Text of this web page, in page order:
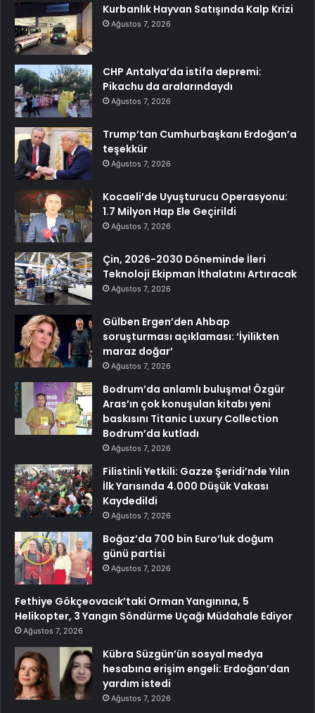
Kurbanlık Hayvan Satışında Kalp Krizi
Ağustos 7, 2026
CHP Antalya’da istifa depremi:
Pikachu da aralarındaydı
Ağustos 7, 2026
Trump’tan Cumhurbaşkanı Erdoğan’a
teşekkür
Ağustos 7, 2026
Kocaeli’de Uyuşturucu Operasyonu:
1.7 Milyon Hap Ele Geçirildi
Ağustos 7, 2026
Çin, 2026-2030 Döneminde İleri
Teknoloji Ekipman İthalatını Artıracak
Ağustos 7, 2026
Gülben Ergen’den Ahbap
soruşturması açıklaması: ‘İyilikten
maraz doğar’
Ağustos 7, 2026
Bodrum’da anlamlı buluşma! Özgür
Aras’ın çok konuşulan kitabı yeni
baskısını Titanic Luxury Collection
Bodrum’da kutladı
Ağustos 7, 2026
Filistinli Yetkili: Gazze Şeridi’nde Yılın
İlk Yarısında 4.000 Düşük Vakası
Kaydedildi
Ağustos 7, 2026
Boğaz’da 700 bin Euro’luk doğum
günü partisi
Ağustos 7, 2026
Fethiye Gökçeovacık’taki Orman Yangınına, 5
Helikopter, 3 Yangın Söndürme Uçağı Müdahale Ediyor
Ağustos 7, 2026
Kübra Süzgün’ün sosyal medya
hesabına erişim engeli: Erdoğan’dan
yardım istedi
Ağustos 7, 2026